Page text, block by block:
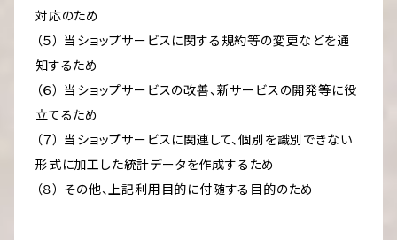
対応のため
（５） 当ショップサービスに関する規約等の変更などを通
知するため
（６） 当ショップサービスの改善、新サービスの開発等に役
立てるため
（７） 当ショップサービスに関連して、個別を識別できない
形式に加工した統計データを作成するため
（８） その他、上記利用目的に付随する目的のため